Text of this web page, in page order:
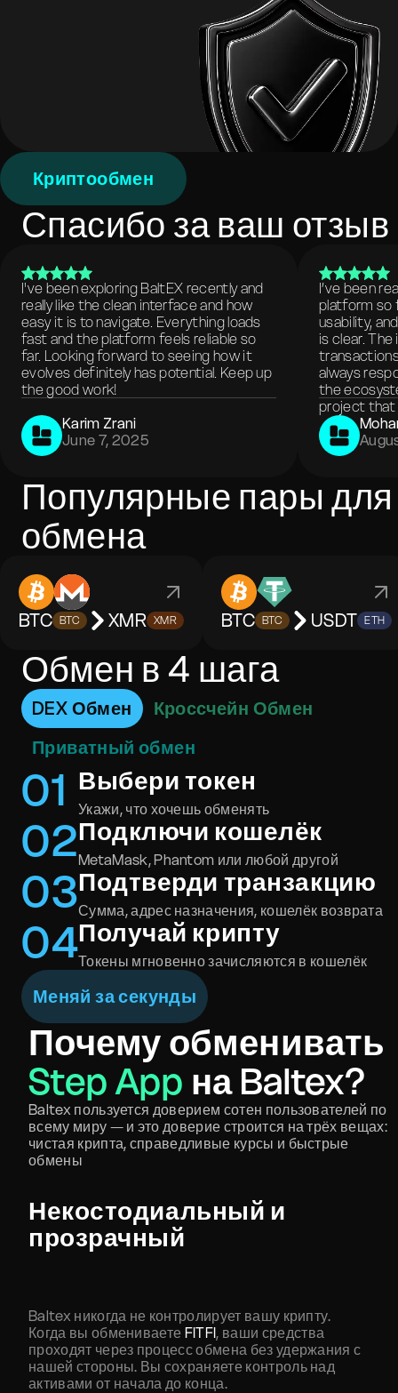
Криптообмен
Спасибо за ваш отзыв
I've been exploring BaltEX recently and
really like the clean interface and how
easy it is to navigate. Everything loads
fast and the platform feels reliable so
far. Looking forward to seeing how it
evolves definitely has potential. Keep up
the good work!
Karim Zrani
June 7, 2025
I’ve been
platform so
usability,
is clear.
always
the
project that
Популярные пары для
обмена
BTC BTC XMR XMR BTC BTC USDT ETH
Обмен в 4 шага
DEX Обмен
Кроссчейн Обмен
Приватный обмен
01 Выбери токен
Укажи, что хочешь обменять
02Подключи кошелёк
MetaMask, Phantom или любой другой
03Подтверди транзакцию
Сумма, адрес назначения, кошелёк возврата
04Получай крипту
Токены мгновенно зачисляются в кошелёк
Меняй за секунды
Почему обменивать
Step App на Baltex?
Baltex пользуется доверием сотен пользователей по
всему миру — и это доверие строится на трёх вещах:
чистая крипта, справедливые курсы и быстрые
обмены
Некостодиальный и
прозрачный
Baltex никогда не контролирует вашу крипту.
Когда вы обмениваете FITFI, ваши средства
проходят через процесс обмена без удержания с
нашей стороны. Вы сохраняете контроль над
активами от начала до конца.